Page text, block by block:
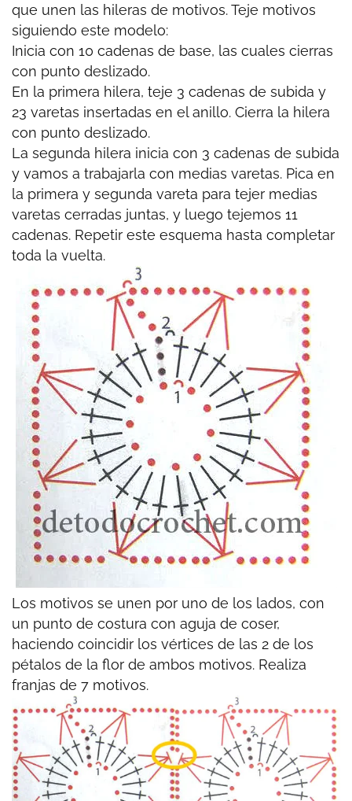
que unen las hileras de motivos. Teje motivos
siguiendo este modelo:
Inicia con 10 cadenas de base, las cuales cierras
con punto deslizado.
En la primera hilera, teje 3 cadenas de subida y
23 varetas insertadas en el anillo. Cierra la hilera
con punto deslizado.
La segunda hilera inicia con 3 cadenas de subida
y vamos a trabajarla con medias varetas. Pica en
la primera y segunda vareta para tejer medias
varetas cerradas juntas, y luego tejemos 11
cadenas. Repetir este esquema hasta completar
toda la vuelta.
Los motivos se unen por uno de los lados, con
un punto de costura con aguja de coser,
haciendo coincidir los vértices de las 2 de los
pétalos de la flor de ambos motivos. Realiza
franjas de 7 motivos.